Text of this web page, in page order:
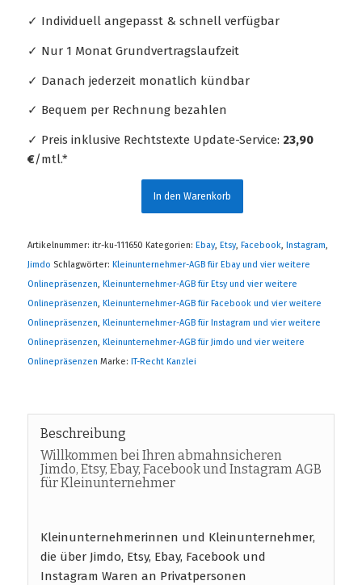
✓ Individuell angepasst & schnell verfügbar
✓ Nur 1 Monat Grundvertragslaufzeit
✓ Danach jederzeit monatlich kündbar
✓ Bequem per Rechnung bezahlen
✓ Preis inklusive Rechtstexte Update-Service: 23,90
€/mtl.*
In den Warenkorb
Artikelnummer: itr-ku-111650 Kategorien: Ebay, Etsy, Facebook, Instagram,
Jimdo Schlagwörter: Kleinunternehmer-AGB für Ebay und vier weitere
Onlinepräsenzen, Kleinunternehmer-AGB für Etsy und vier weitere
Onlinepräsenzen, Kleinunternehmer-AGB für Facebook und vier weitere
Onlinepräsenzen, Kleinunternehmer-AGB für Instagram und vier weitere
Onlinepräsenzen, Kleinunternehmer-AGB für Jimdo und vier weitere
Onlinepräsenzen Marke: IT-Recht Kanzlei
Beschreibung
Willkommen bei Ihren abmahnsicheren
Jimdo, Etsy, Ebay, Facebook und Instagram AGB
für Kleinunternehmer
Kleinunternehmerinnen und Kleinunternehmer,
die über Jimdo, Etsy, Ebay, Facebook und
Instagram Waren an Privatpersonen